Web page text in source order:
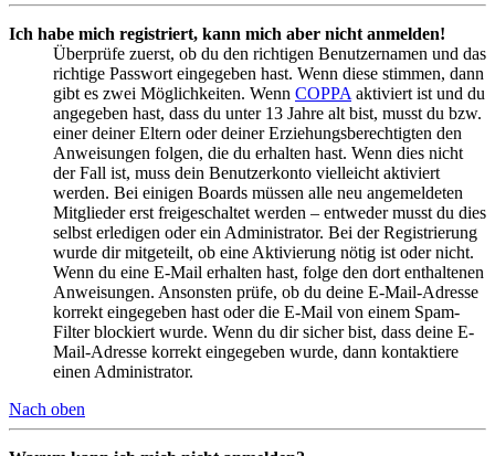
Ich habe mich registriert, kann mich aber nicht anmelden!
Überprüfe zuerst, ob du den richtigen Benutzernamen und das
richtige Passwort eingegeben hast. Wenn diese stimmen, dann
gibt es zwei Möglichkeiten. Wenn COPPA aktiviert ist und du
angegeben hast, dass du unter 13 Jahre alt bist, musst du bzw.
einer deiner Eltern oder deiner Erziehungsberechtigten den
Anweisungen folgen, die du erhalten hast. Wenn dies nicht
der Fall ist, muss dein Benutzerkonto vielleicht aktiviert
werden. Bei einigen Boards müssen alle neu angemeldeten
Mitglieder erst freigeschaltet werden – entweder musst du dies
selbst erledigen oder ein Administrator. Bei der Registrierung
wurde dir mitgeteilt, ob eine Aktivierung nötig ist oder nicht.
Wenn du eine E-Mail erhalten hast, folge den dort enthaltenen
Anweisungen. Ansonsten prüfe, ob du deine E-Mail-Adresse
korrekt eingegeben hast oder die E-Mail von einem Spam-
Filter blockiert wurde. Wenn du dir sicher bist, dass deine E-
Mail-Adresse korrekt eingegeben wurde, dann kontaktiere
einen Administrator.
Nach oben